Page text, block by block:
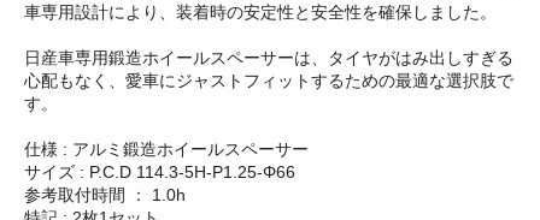
車専用設計により、装着時の安定性と安全性を確保しました。
日産車専用鍛造ホイールスペーサーは、タイヤがはみ出しすぎる
心配もなく、愛車にジャストフィットするための最適な選択肢で
す。
仕様 : アルミ鍛造ホイールスペーサー
サイズ : P.C.D 114.3-5H-P1.25-Φ66
参考取付時間 ： 1.0h